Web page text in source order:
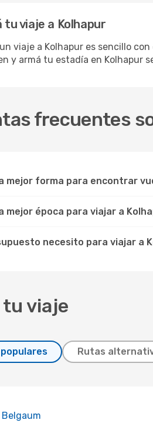
tu viaje a Kolhapur
viaje a Kolhapur es sencillo
y armá tu estadía en Kolhapur
frecuentes
mejor forma para encontrar
mejor época para viajar a
necesito para viajar a
tu viaje
Rutas
Belgaum